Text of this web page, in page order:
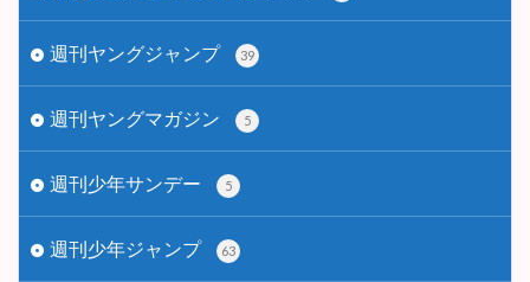
週刊ヤングジャンプ 39
週刊ヤングマガジン 5
週刊少年サンデー 5
週刊少年ジャンプ 63